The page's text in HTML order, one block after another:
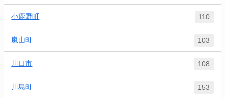
小鹿野町 110
嵐山町 103
川口市 108
川島町 153